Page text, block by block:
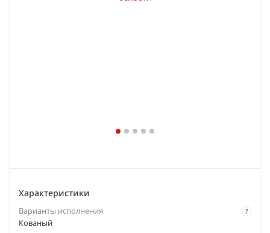
Характеристики
?
Варианты исполнения
Кованый